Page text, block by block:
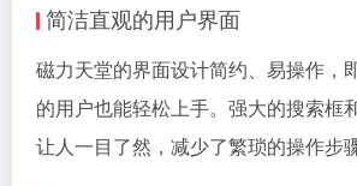
简洁直观的用户界面
磁力天堂的界面设计简约、易操作，
的用户也能轻松上手。强大的搜索框
让人一目了然，减少了繁琐的操作步骤